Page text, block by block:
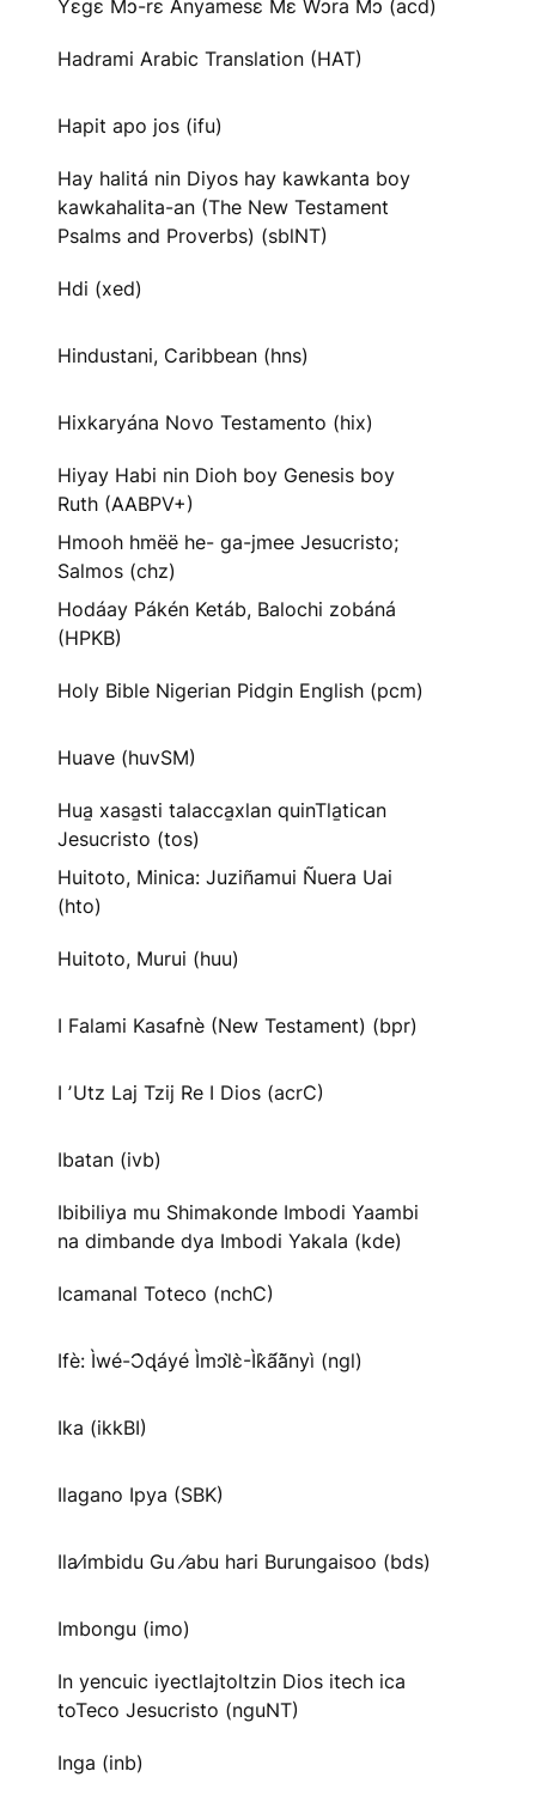
Yɛgɛ Mɔ-rɛ Anyamesɛ Mɛ Wɔra Mɔ (acd)
Hadrami Arabic Translation (HAT)
Hapit apo jos (ifu)
Hay halitá nin Diyos hay kawkanta boy
kawkahalita-an (The New Testament
Psalms and Proverbs) (sblNT)
Hdi (xed)
Hindustani, Caribbean (hns)
Hixkaryána Novo Testamento (hix)
Hiyay Habi nin Dioh boy Genesis boy
Ruth (AABPV+)
Hmooh hmëë he- ga-jmee Jesucristo;
Salmos (chz)
Hodáay Pákén Ketáb, Balochi zobáná
(HPKB)
Holy Bible Nigerian Pidgin English (pcm)
Huave (huvSM)
Hua̱ xasa̱sti talacca̱xlan quinTla̱tican
Jesucristo (tos)
Huitoto, Minica: Juziñamui Ñuera Uai
(hto)
Huitoto, Murui (huu)
I Falami Kasafnè (New Testament) (bpr)
I ʼUtz Laj Tzij Re I Dios (acrC)
Ibatan (ivb)
Ibibiliya mu Shimakonde Imbodi Yaambi
na dimbande dya Imbodi Yakala (kde)
Icamanal Toteco (nchC)
Ifè: Ìwé-Ɔ̀ɖáyé Ìmↄl̀ɛ̀-Ìk̀ã́ã̀nyì (ngl)
Ika (ikkBI)
Ilagano Ipya (SBK)
Ila⁄imbidu Gu ⁄abu hari Burungaisoo (bds)
Imbongu (imo)
In yencuic iyectlajtoltzin Dios itech ica
toTeco Jesucristo (nguNT)
Inga (inb)